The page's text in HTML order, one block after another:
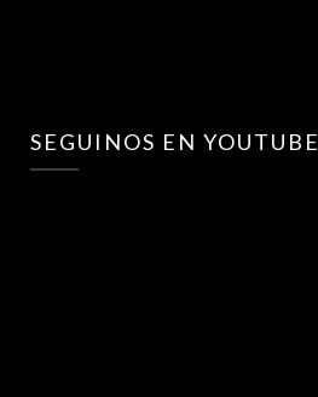
SEGUINOS EN YOUTUBE